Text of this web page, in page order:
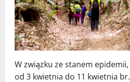
W związku ze stanem epidemii,
od 3 kwietnia do 11 kwietnia br.